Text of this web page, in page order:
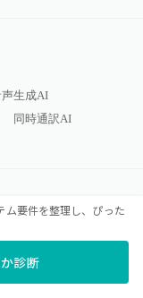
生成AI
同時通訳AI
ン
AI FAQシステム
ム要件を整理し、ぴった
診断